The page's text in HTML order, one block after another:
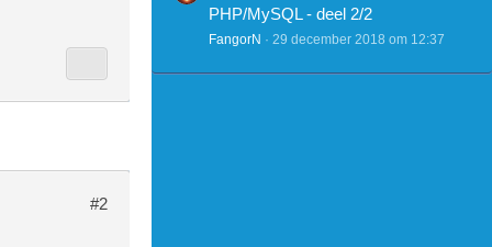
#2
PHP/MySQL - deel 2/2
FangorN 29 december 2018 om 12:37